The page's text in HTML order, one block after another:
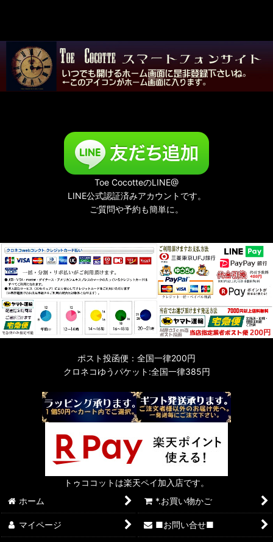
Toe CocotteのLINE@
LINE公式認証済みアカウントです。
ご質問や予約も簡単に。
ポスト投函便：全国一律200円
クロネコゆうパケット:全国一律385円
トゥココットは楽天ペイ加入店です。
ホーム
*.お買い物かご
マイページ ■お問い合せ■